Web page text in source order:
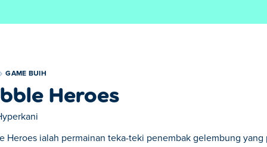
GAME BUIH
Heroes
Heroes ialah permainan teka-teki penembak gelembung